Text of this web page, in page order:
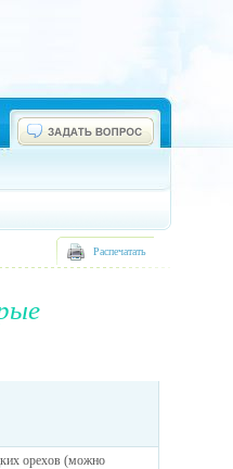
Распечатать
орехов (можно